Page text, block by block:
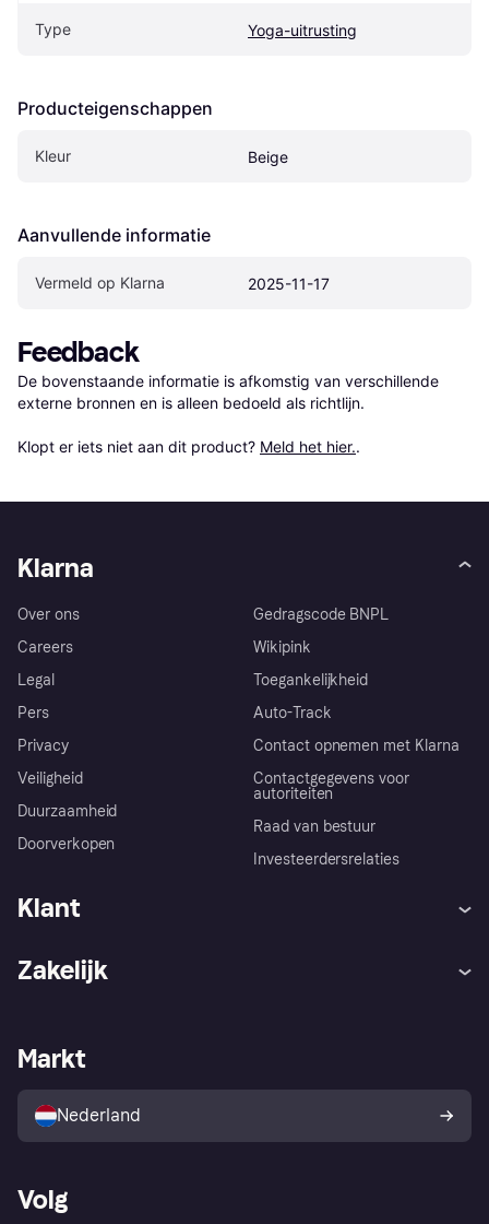
Type Yoga-uitrusting
Producteigenschappen
Kleur Beige
Aanvullende informatie
Vermeld op Klarna 2025-11-17
Feedback
De bovenstaande informatie is afkomstig van verschillende
externe bronnen en is alleen bedoeld als richtlijn.
Klopt er iets niet aan dit product? Meld het hier..
Klarna
Over ons
Careers
Legal
Pers
Privacy
Veiligheid
Duurzaamheid
Doorverkopen
Gedragscode BNPL
Wikipink
Toegankelijkheid
Auto-Track
Contact opnemen met Klarna
Contactgegevens voor
autoriteiten
Raad van bestuur
Investeerdersrelaties
Klant
Winkeloverzicht
Kopersbescherming voor
consumenten
Zakelijk
Zakelijke login
Markt
Nederland
Volg